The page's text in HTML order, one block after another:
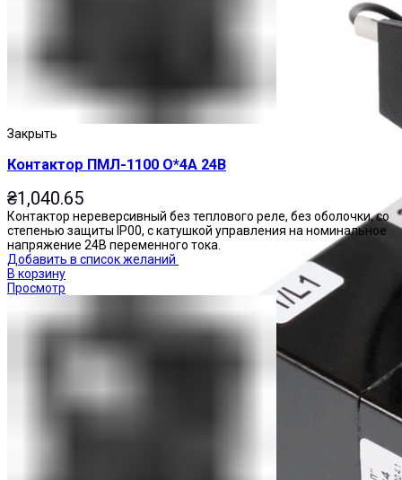
Закрыть
Контактор ПМЛ-1100 О*4А 24В
₴1,040.65
Контактор нереверсивный без теплового реле, без оболочки, со
степенью защиты IP00, с катушкой управления на номинальное
напряжение 24В переменного тока.
Добавить в список желаний
В корзину
Просмотр